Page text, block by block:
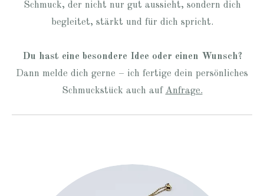
Schmuck, der nicht nur gut aussieht, sondern dich
begleitet, stärkt und für dich spricht.
Du hast eine besondere Idee oder einen Wunsch?
Dann melde dich gerne – ich fertige dein persönliches
Schmuckstück auch auf Anfrage.